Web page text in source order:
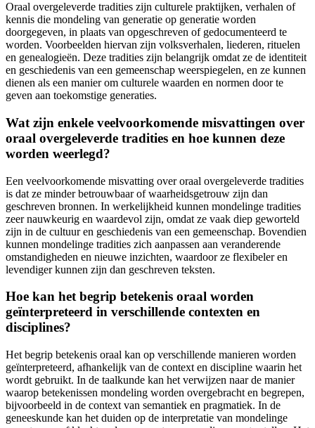
Oraal overgeleverde tradities zijn culturele praktijken, verhalen of
kennis die mondeling van generatie op generatie worden
doorgegeven, in plaats van opgeschreven of gedocumenteerd te
worden. Voorbeelden hiervan zijn volksverhalen, liederen, rituelen
en genealogieën. Deze tradities zijn belangrijk omdat ze de identiteit
en geschiedenis van een gemeenschap weerspiegelen, en ze kunnen
dienen als een manier om culturele waarden en normen door te
geven aan toekomstige generaties.
Wat zijn enkele veelvoorkomende misvattingen over
oraal overgeleverde tradities en hoe kunnen deze
worden weerlegd?
Een veelvoorkomende misvatting over oraal overgeleverde tradities
is dat ze minder betrouwbaar of waarheidsgetrouw zijn dan
geschreven bronnen. In werkelijkheid kunnen mondelinge tradities
zeer nauwkeurig en waardevol zijn, omdat ze vaak diep geworteld
zijn in de cultuur en geschiedenis van een gemeenschap. Bovendien
kunnen mondelinge tradities zich aanpassen aan veranderende
omstandigheden en nieuwe inzichten, waardoor ze flexibeler en
levendiger kunnen zijn dan geschreven teksten.
Hoe kan het begrip betekenis oraal worden
geïnterpreteerd in verschillende contexten en
disciplines?
Het begrip betekenis oraal kan op verschillende manieren worden
geïnterpreteerd, afhankelijk van de context en discipline waarin het
wordt gebruikt. In de taalkunde kan het verwijzen naar de manier
waarop betekenissen mondeling worden overgebracht en begrepen,
bijvoorbeeld in de context van semantiek en pragmatiek. In de
geneeskunde kan het duiden op de interpretatie van mondelinge